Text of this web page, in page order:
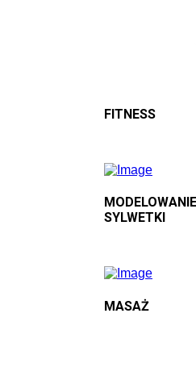
FITNESS
MODELOWANIE
SYLWETKI
MASAŻ